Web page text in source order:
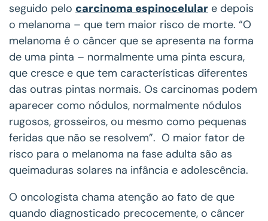
seguido pelo carcinoma espinocelular e depois
o melanoma – que tem maior risco de morte. “O
melanoma é o câncer que se apresenta na forma
de uma pinta – normalmente uma pinta escura,
que cresce e que tem características diferentes
das outras pintas normais. Os carcinomas podem
aparecer como nódulos, normalmente nódulos
rugosos, grosseiros, ou mesmo como pequenas
feridas que não se resolvem”. O maior fator de
risco para o melanoma na fase adulta são as
queimaduras solares na infância e adolescência.
O oncologista chama atenção ao fato de que
quando diagnosticado precocemente, o câncer